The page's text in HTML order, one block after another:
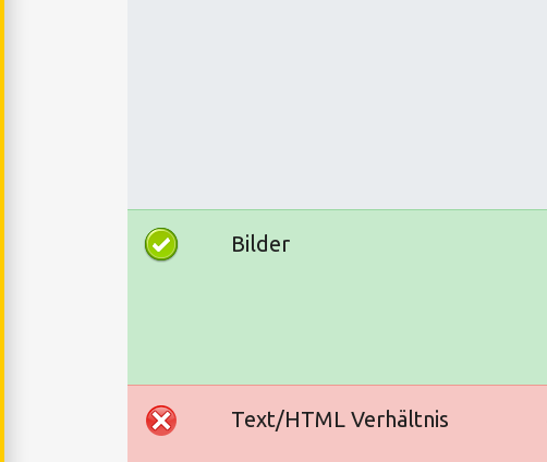
Bilder
Text/HTML Verhältnis